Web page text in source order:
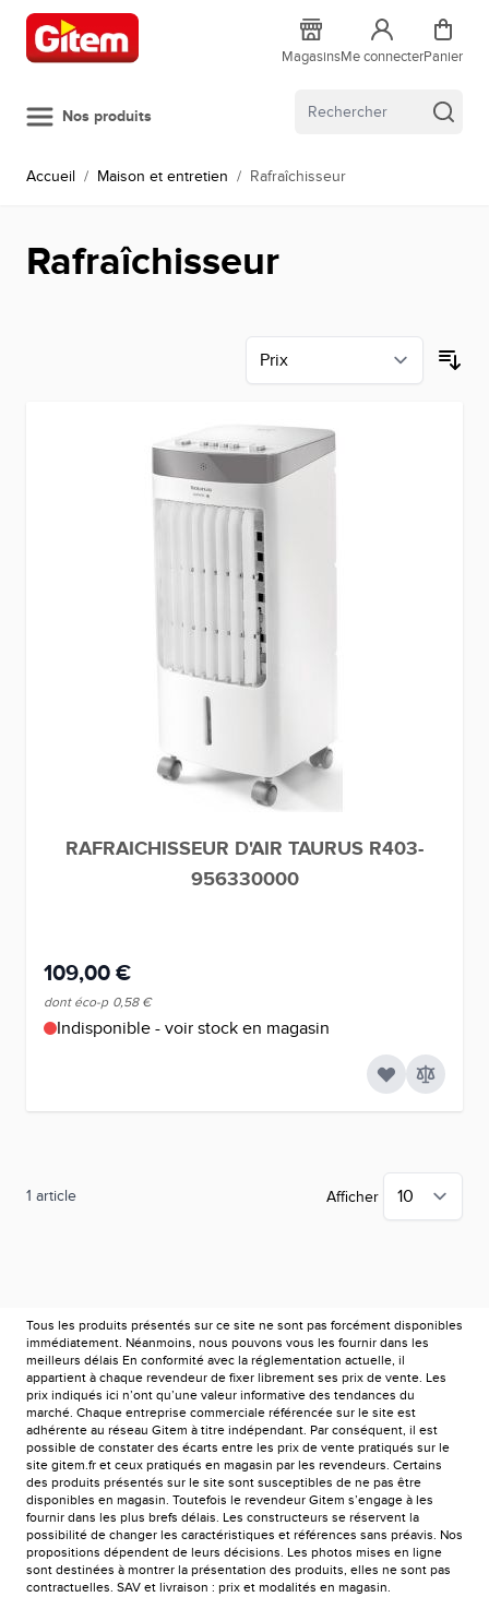
Allez au contenu
MagasinsMe connecterPanier
Nos produits
Accueil / Maison et entretien / Rafraîchisseur
Rafraîchisseur
RAFRAICHISSEUR D'AIR TAURUS R403-
956330000
109,00 €
dont éco-p 0,58 €
Indisponible - voir stock en magasin
1 article Afficher
Tous les produits présentés sur ce site ne sont pas forcément disponibles
immédiatement. Néanmoins, nous pouvons vous les fournir dans les
meilleurs délais En conformité avec la réglementation actuelle, il
appartient à chaque revendeur de fixer librement ses prix de vente. Les
prix indiqués ici n’ont qu’une valeur informative des tendances du
marché. Chaque entreprise commerciale référencée sur le site est
adhérente au réseau Gitem à titre indépendant. Par conséquent, il est
possible de constater des écarts entre les prix de vente pratiqués sur le
site gitem.fr et ceux pratiqués en magasin par les revendeurs. Certains
des produits présentés sur le site sont susceptibles de ne pas être
disponibles en magasin. Toutefois le revendeur Gitem s’engage à les
fournir dans les plus brefs délais. Les constructeurs se réservent la
possibilité de changer les caractéristiques et références sans préavis. Nos
propositions dépendent de leurs décisions. Les photos mises en ligne
sont destinées à montrer la présentation des produits, elles ne sont pas
contractuelles. SAV et livraison : prix et modalités en magasin.